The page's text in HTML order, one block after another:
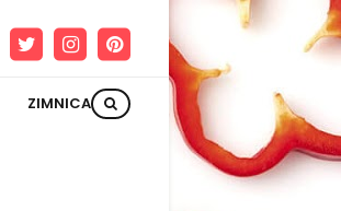
ZIMNICA